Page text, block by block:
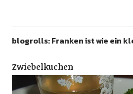
blogrolls: Franken ist wie ein
Zwiebelkuchen